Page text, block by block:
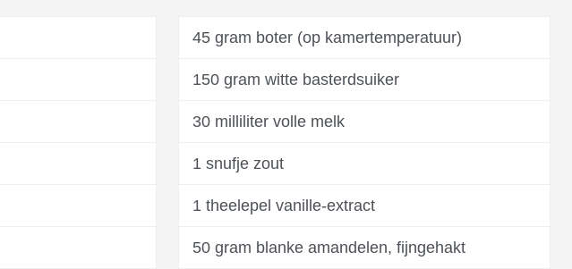
45 gram boter (op kamertemperatuur)
150 gram witte basterdsuiker
30 milliliter volle melk
1 snufje zout
1 theelepel vanille-extract
50 gram blanke amandelen, fijngehakt